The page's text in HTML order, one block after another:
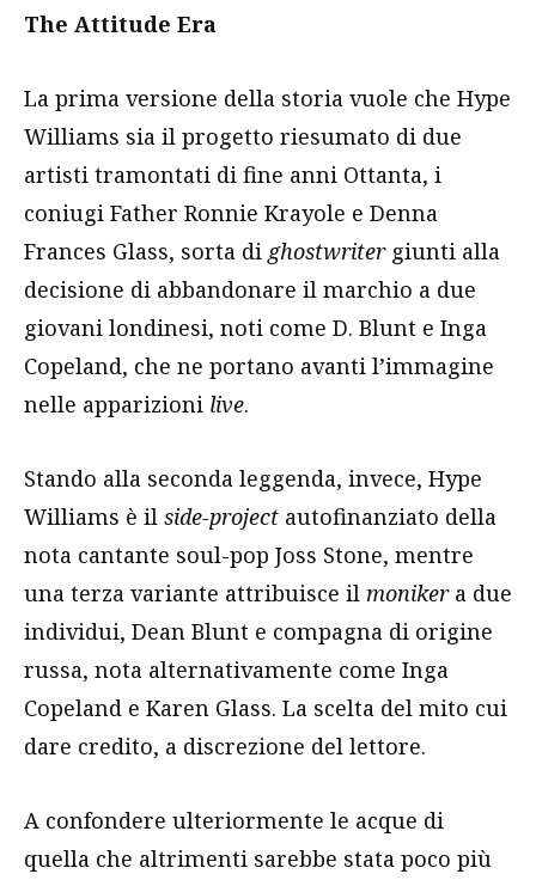
The Attitude Era
La prima versione della storia vuole che Hype
Williams sia il progetto riesumato di due
artisti tramontati di fine anni Ottanta, i
coniugi Father Ronnie Krayole e Denna
Frances Glass, sorta di ghostwritergiunti alla
decisione di abbandonare il marchio a due
giovani londinesi, noti come D. Blunt e Inga
Copeland, che ne portano avanti l’immagine
nelle apparizioni live.
Stando alla seconda leggenda, invece, Hype
Williams è il side-project autofinanziato della
nota cantante soul-pop Joss Stone, mentre
una terza variante attribuisce il monikera due
individui, Dean Blunt e compagna di origine
russa, nota alternativamente come Inga
Copeland e Karen Glass. La scelta del mito cui
dare credito, a discrezione del lettore.
A confondere ulteriormente le acque di
quella che altrimenti sarebbe stata poco più